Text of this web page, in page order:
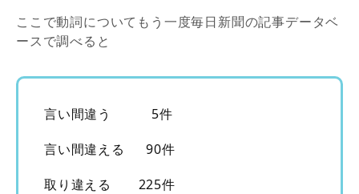
ここで動詞についてもう一度毎日新聞の記事データベ
ースで調べると
言い間違う 5件
言い間違える 90件
取り違える 225件